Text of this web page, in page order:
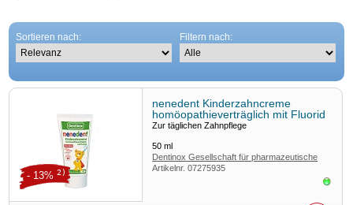
Sortieren nach: Filtern nach:
nenedent Kinderzahncreme
homöopathieverträglich mit Fluorid
Zur täglichen Zahnpflege
50ml
Dentinox Gesellschaft für pharmazeutische
Präparate
Artikelnr.07275935
- 13% 2)